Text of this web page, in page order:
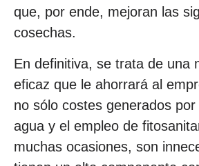
que, por ende, mejoran las
cosechas.
En definitiva, se trata de una
eficaz que le ahorrará al
no sólo costes generados
agua y el empleo de
muchas ocasiones, son